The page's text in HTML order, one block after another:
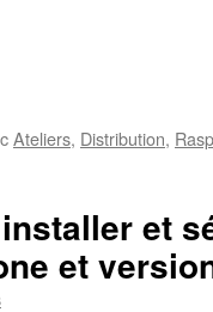
Ateliers, Distribution,
et
et